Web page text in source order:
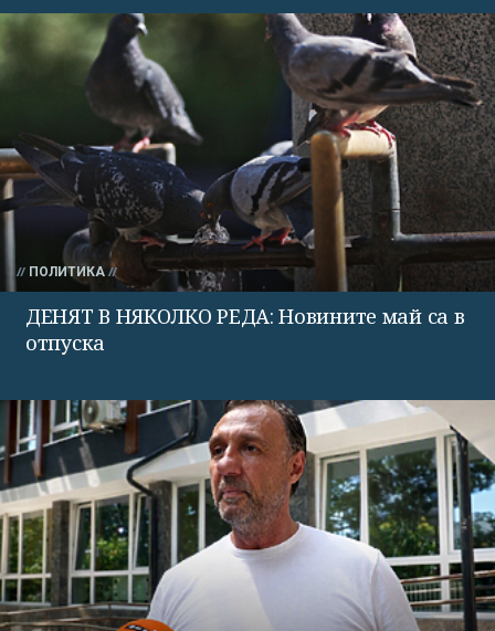
ПОЛИТИКА
ДЕНЯТ В НЯКОЛКО РЕДА: Новините май са в
отпуска